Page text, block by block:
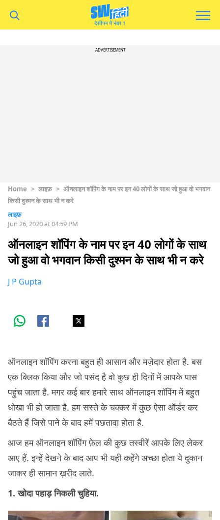
ADVERTISEMENT
Home > लाइफ़ > ऑनलाइन शॉपिंग के नाम पर इन 40 लोगों के साथ जो हुआ वो भगवान
किसी दुश्मन के साथ भी न करे
लाइफ़
Jun 26, 2020 at 04:59 PM
ऑनलाइन शॉपिंग के नाम पर इन 40 लोगों के साथ
जो हुआ वो भगवान किसी दुश्मन के साथ भी न करे
J P Gupta
ऑनलाइन शॉपिंग करना बहुत ही आसान और मज़ेदार होता है. बस
एक क्लिक किया और जो पसंद है वो कुछ ही दिनों में आपके पास
पहुंच जाता है. मगर कई बार हमारे साथ ऑनलाइन शॉपिंग में बहुत
धोखा भी हो जाता है. हम सस्ते के चक्कर में कुछ ऐसा ऑर्डर कर
बैठते हैं जिसे पाने के बाद हमें पछतावा होता है.
आज हम ऑनलाइन शॉपिंग फ़ेल की कुछ तस्वीरें आपके लिए लेकर
आए हैं. इन्हें देखने के बाद आप भी यही कहेंगे अच्छा होता ये दुकान
जाकर ही सामान ख़रीद लाते.
1. खोदा पहाड़ निकली चुहिया.